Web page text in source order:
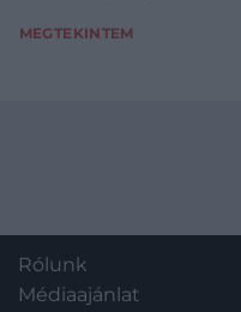
MEGTEKINTEM
Rólunk
Médiaajánlat